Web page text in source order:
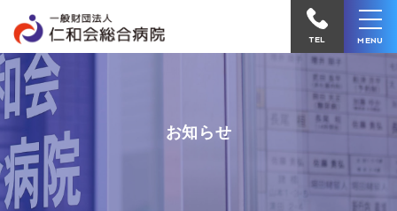
グ】
介
護
予
防
教
室・
楢
の
里
12
病
院
TEL MENU
お知らせ